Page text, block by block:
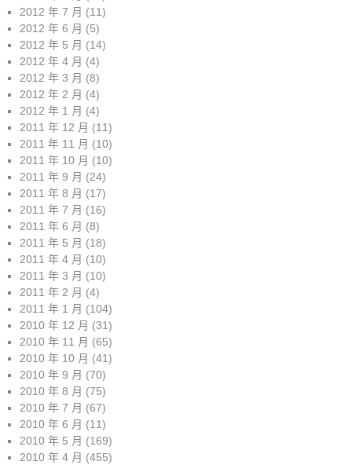
2012 年 7 月 (11)
2012 年 6 月 (5)
2012 年 5 月 (14)
2012 年 4 月 (4)
2012 年 3 月 (8)
2012 年 2 月 (4)
2012 年 1 月 (4)
2011 年 12 月 (11)
2011 年 11 月 (10)
2011 年 10 月 (10)
2011 年 9 月 (24)
2011 年 8 月 (17)
2011 年 7 月 (16)
2011 年 6 月 (8)
2011 年 5 月 (18)
2011 年 4 月 (10)
2011 年 3 月 (10)
2011 年 2 月 (4)
2011 年 1 月 (104)
2010 年 12 月 (31)
2010 年 11 月 (65)
2010 年 10 月 (41)
2010 年 9 月 (70)
2010 年 8 月 (75)
2010 年 7 月 (67)
2010 年 6 月 (11)
2010 年 5 月 (169)
2010 年 4 月 (455)